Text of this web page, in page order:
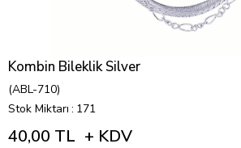
Kombin Bileklik Silver
(ABL-710)
Stok Miktarı : 171
40,00 TL + KDV